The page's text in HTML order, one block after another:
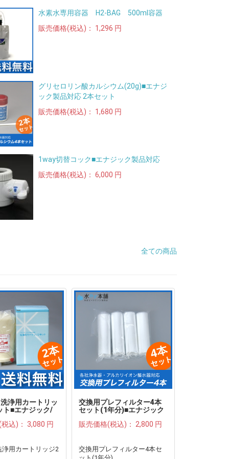
水素水専用容器 H2-BAG 500ml容器
販売価格(税込)：
1,296 円
グリセロリン酸カルシウム(20g)■エナジ
ック製品対応 2本セット
販売価格(税込)：
1,680 円
1way切替コック■エナジック製品対応
販売価格(税込)： 6,000 円
全ての商品
浄用カートリッ
ト■エナジック/
込)： 3,080 円
浄用カートリッジ2
交換用プレフィルター4本
セット(1年分)■エナジック
販売価格(税込)： 2,800 円
交換用プレフィルター4本セ